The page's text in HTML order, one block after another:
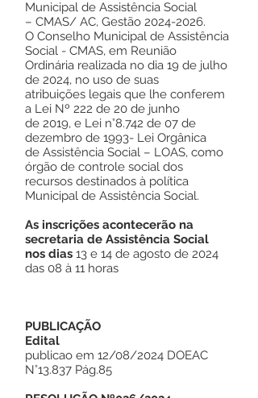
Municipal de Assistência Social
– CMAS/ AC, Gestão 2024-2026.
O Conselho Municipal de Assistência
Social - CMAS, em Reunião
Ordinária realizada no dia 19 de julho
de 2024, no uso de suas
atribuições legais que lhe conferem
a Lei Nº 222 de 20 de junho
de 2019, e Lei n°8.742 de 07 de
dezembro de 1993- Lei Orgânica
de Assistência Social – LOAS, como
órgão de controle social dos
recursos destinados à política
Municipal de Assistência Social.
As inscrições acontecerão na
secretaria de Assistência Social
nos dias 13 e 14 de agosto de 2024
das 08 à 11 horas
PUBLICAÇÃO
Edital
publicao em 12/08/2024 DOEAC
N°13.837 Pág.85